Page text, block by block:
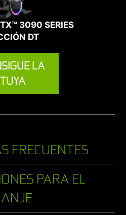
3090 SERIES
DT
LA
TUYA
FRECUENTES
PARA EL